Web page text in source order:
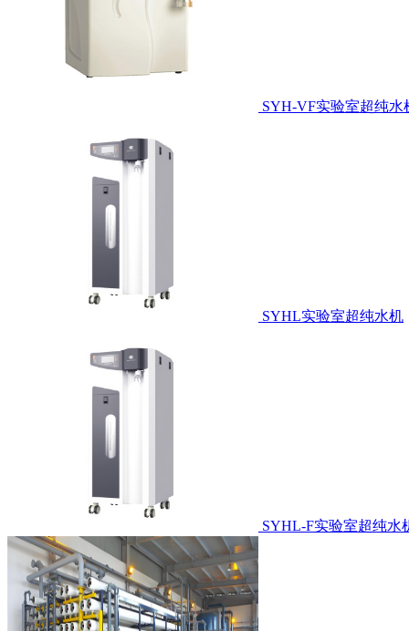
SYH-VF实验室超纯水
SYHL实验室超纯水机
SYHL-F实验室超纯水